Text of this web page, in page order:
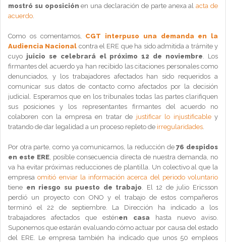
mostró su oposición en una declaración de parte anexa alacta de
acuerdo.
Como os comentamos, CGT interpuso una demanda en la
Audiencia Nacional contra el ERE que ha sido admitida a trámite y
cuyo juicio se celebrará el próximo 12 de noviembre. Los
firmantes del acuerdo ya han recibido las citaciones personales como
denunciados, y los trabajadores afectados han sido requeridos a
comunicar sus datos de contacto como afectados por la decisión
judicial. Esperamos que en los tribunales todas las partes clarifiquen
sus posiciones y los representantes firmantes del acuerdo no
colaboren con la empresa en tratar de justificar lo injustificabley
tratando de dar legalidad a un proceso repleto de irregularidades.
Por otra parte, como ya comunicamos, la reducción de76 despidos
en este ERE, posible consecuencia directa de nuestra demanda, no
va ha evitar próximas reducciones de plantilla. Un colectivo al que la
empresaomitió enviar la información acerca del periodo voluntario
tiene en riesgo su puesto de trabajo. El 12 de julio Ericsson
perdió un proyecto con ONO y el trabajo de estos compañeros
terminó el 22 de septiembre. La Dirección ha indicado a los
trabajadores afectados que esténen casa hasta nuevo aviso.
Suponemos que estarán evaluando cómo actuar por causa del estado
del ERE. Le empresa también ha indicado que unos 50 empleos